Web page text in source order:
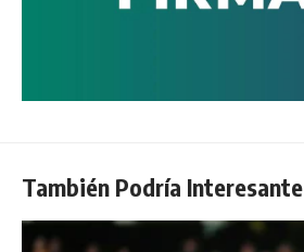
También Podría Interesante